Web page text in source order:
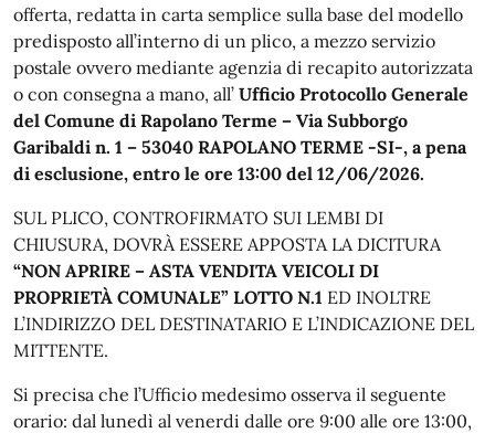
offerta, redatta in carta semplice sulla base del modello
predisposto all’interno di un plico, a mezzo servizio
postale ovvero mediante agenzia di recapito autorizzata
o con consegna a mano, all’ Ufficio Protocollo Generale
del Comune di Rapolano Terme – Via Subborgo
Garibaldi n. 1 – 53040 RAPOLANO TERME -SI-, a pena
di esclusione, entro le ore 13:00 del 12/06/2026.
SUL PLICO, CONTROFIRMATO SUI LEMBI DI
CHIUSURA, DOVRÀ ESSERE APPOSTA LA DICITURA
“NON APRIRE – ASTA VENDITA VEICOLI DI
PROPRIETÀ COMUNALE” LOTTO N.1 ED INOLTRE
L’INDIRIZZO DEL DESTINATARIO E L’INDICAZIONE DEL
MITTENTE.
Si precisa che l’Ufficio medesimo osserva il seguente
orario: dal lunedì al venerdi dalle ore 9:00 alle ore 13:00,